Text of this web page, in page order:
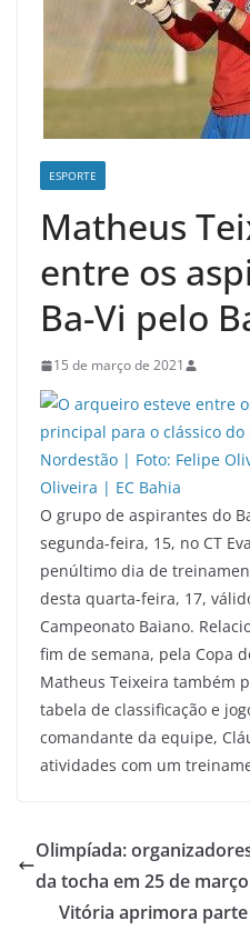
ESPORTE
Matheus
entre os
Ba-Vi pelo
15 de março de 2021
O grupo de aspirantes do
segunda-feira, 15, no CT
penúltimo dia de
desta quarta-feira, 17,
Campeonato Baiano.
fim de semana, pela Copa
Matheus Teixeira também
tabela de classificação e
comandante da equipe,
atividades com um
Olimpíada:
da tocha em 25 de março
Vitória aprimora